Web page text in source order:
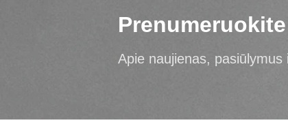
Apie naujienas,